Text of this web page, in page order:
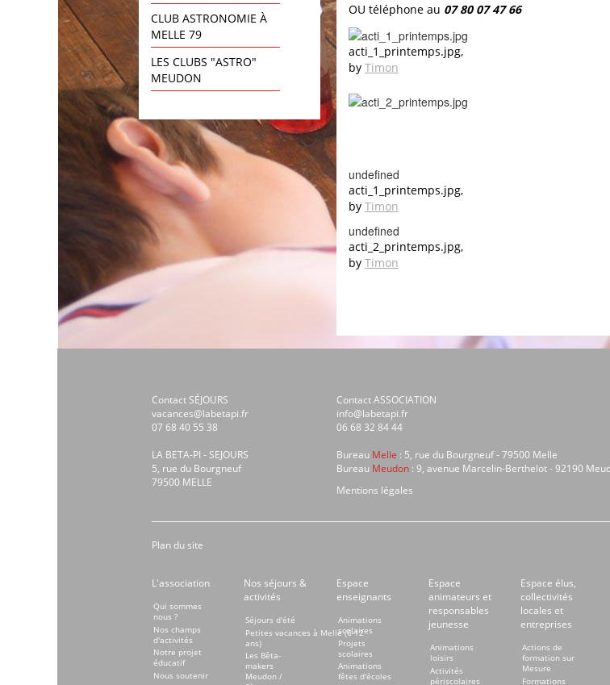
CLUB ASTRONOMIE À
MELLE 79
LES CLUBS "ASTRO"
MEUDON
OU téléphone au 07 80 07 47 66
acti_1_printemps.jpg,
by Timon
undefined
acti_1_printemps.jpg,
by Timon
undefined
acti_2_printemps.jpg,
by Timon
Contact SÉJOURS
vacances@labetapi.fr
07 68 40 55 38
LA BETA-PI - SEJOURS
5, rue du Bourgneuf
79500 MELLE
Contact ASSOCIATION
info@labetapi.fr
06 68 32 84 44
Bureau Melle : 5, rue du Bourgneuf - 79500 Melle
Bureau Meudon: 9, avenue Marcelin-Berthelot - 92190
Mentions légales
Plan du site
L'association
Qui sommes
nous ?
Nos champs
d'activités
Notre projet
éducatif
Nous soutenir
Nos séjours &
activités
Séjours d'été
Petites vacances à Melle (6-12
ans)
Les Bêta-
makers
Meudon /
Espace
enseignants
Animations
scolaires
Projets
scolaires
Animations
fêtes d'écoles
Espace
animateurs et
responsables
jeunesse
Animations
loisirs
Activités
périscolaires
Espace élus,
collectivités
locales et
entreprises
Actions de
formation sur
Mesure
Formations